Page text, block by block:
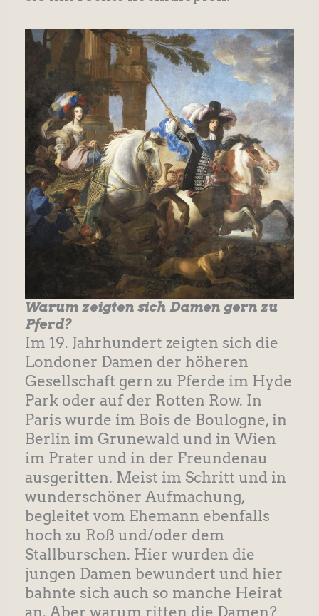
Warum zeigten sich Damen gern zu
Pferd?
Im 19. Jahrhundert zeigten sich die
Londoner Damen der höheren
Gesellschaft gern zu Pferde im Hyde
Park oder auf der Rotten Row. In
Paris wurde im Bois de Boulogne, in
Berlin im Grunewald und in Wien
im Prater und in der Freundenau
ausgeritten. Meist im Schritt und in
wunderschöner Aufmachung,
begleitet vom Ehemann ebenfalls
hoch zu Roß und/oder dem
Stallburschen. Hier wurden die
jungen Damen bewundert und hier
bahnte sich auch so manche Heirat
an. Aber warum ritten die Damen?